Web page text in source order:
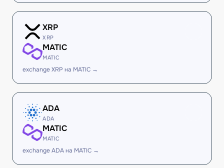
XRP
XRP
MATIC
MATIC
exchange XRP на MATIC →
ADA
ADA
MATIC
MATIC
exchange ADA на MATIC →